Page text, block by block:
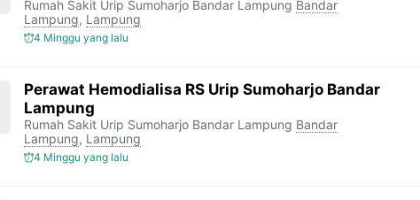
Rumah Sakit Urip Sumoharjo Bandar Lampung Bandar
Lampung, Lampung
4 Minggu yang lalu
Perawat Hemodialisa RS Urip Sumoharjo Bandar
Lampung
Rumah Sakit Urip Sumoharjo Bandar Lampung Bandar
Lampung, Lampung
4 Minggu yang lalu